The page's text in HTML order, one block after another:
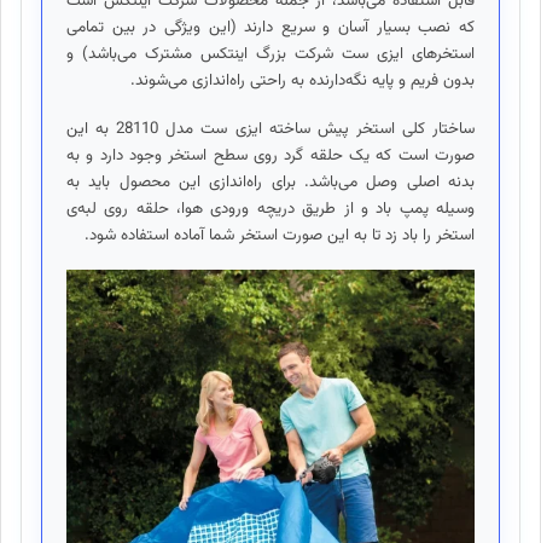
که نصب بسیار آسان و سریع دارند (این ویژگی در بین تمامی
استخرهای ایزی ست شرکت بزرگ اینتکس مشترک می‌باشد) و
بدون فریم و پایه نگه‌دارنده به راحتی راه‌اندازی می‌شوند.
ساختار کلی استخر پیش ساخته ایزی ست مدل 28110 به این
صورت است که یک حلقه گرد روی سطح استخر وجود دارد و به
بدنه اصلی وصل می‌باشد. برای راه‌اندازی این محصول باید به
وسیله پمپ باد و از طریق دریچه ورودی هوا، حلقه روی لبه‌ی
استخر را باد زد تا به این صورت استخر شما آماده استفاده شود.